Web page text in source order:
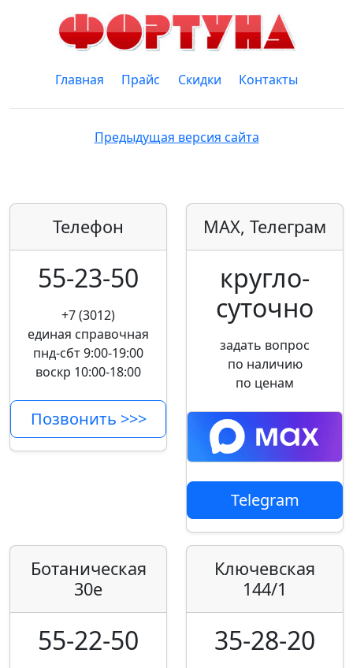
Главная Прайс Скидки Контакты
Предыдущая версия сайта
Телефон
55-23-50
+7 (3012)
единая справочная
пнд-сбт 9:00-19:00
воскр 10:00-18:00
Позвонить >>>
MAX, Телеграм
кругло­
суточно
задать вопрос
по наличию
по ценам
Telegram
Ботаническая
30е
55-22-50
Ключевская
144/1
35-28-20